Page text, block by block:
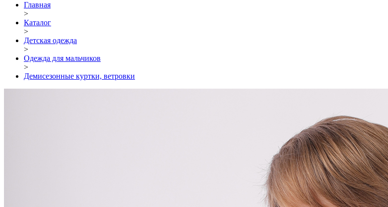
Главная
>
Каталог
>
Детская одежда
>
Одежда для мальчиков
>
Демисезонные куртки, ветровки